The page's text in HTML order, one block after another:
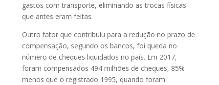
gastos com transporte, eliminando as trocas físicas
que antes eram feitas.
Outro fator que contribuiu para a redução no prazo de
compensação, segundo os bancos, foi queda no
número de cheques liquidados no país. Em 2017,
foram compensados 494 milhões de cheques, 85%
menos que o registrado 1995, quando foram